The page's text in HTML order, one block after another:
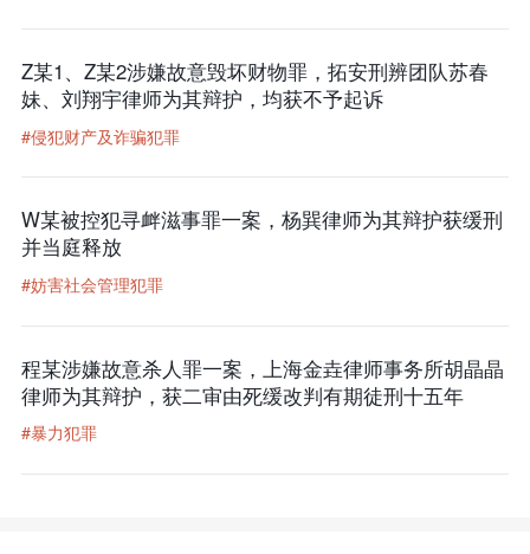
Z某1、Z某2涉嫌故意毁坏财物罪，拓安刑辨团队苏春
妹、刘翔宇律师为其辩护，均获不予起诉
#侵犯财产及诈骗犯罪
W某被控犯寻衅滋事罪一案，杨巽律师为其辩护获缓刑
并当庭释放
#妨害社会管理犯罪
程某涉嫌故意杀人罪一案，上海金垚律师事务所胡晶晶
律师为其辩护，获二审由死缓改判有期徒刑十五年
#暴力犯罪